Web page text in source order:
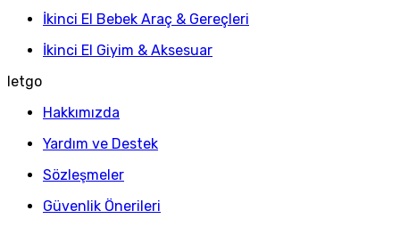
İkinci El Bebek Araç & Gereçleri
İkinci El Giyim & Aksesuar
letgo
Hakkımızda
Yardım ve Destek
Sözleşmeler
Güvenlik Önerileri